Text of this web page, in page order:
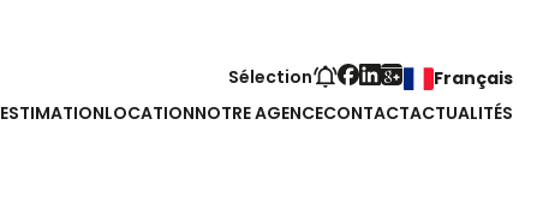
Sélection
Français
ESTIMATIONLOCATIONNOTRE AGENCECONTACTACTUALITÉS